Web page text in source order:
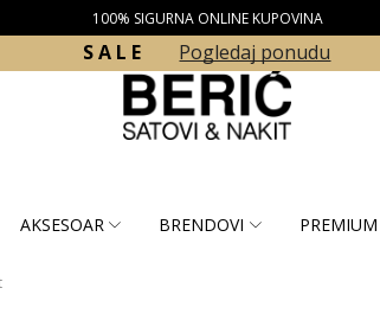
100% SIGURNA ONLINE KUPOVINA
S A L E Pogledaj ponudu
AKSESOAR BRENDOVI PREMIUM